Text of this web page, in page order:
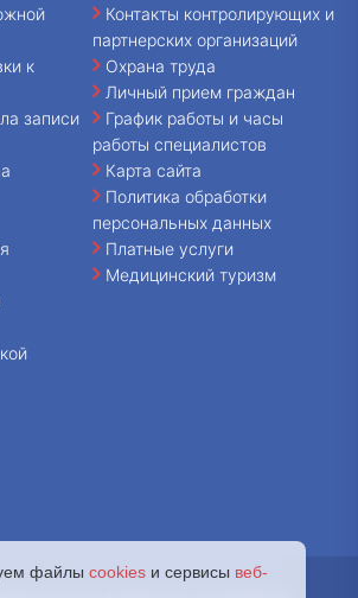
к
записи
Контакты контролирующих и
партнерских организаций
Охрана труда
Личный прием граждан
График работы и часы
работы специалистов
Карта сайта
Политика обработки
персональных данных
Платные услуги
Медицинский туризм
файлы cookies и сервисы веб-